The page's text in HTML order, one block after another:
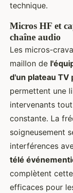
technique.
Micros HF et
chaîne audio
Les micros-
maillon de
d'un plateau TV
permettent une
intervenants
constante. La
soigneusement
interférences
télé
complètent
efficaces pour